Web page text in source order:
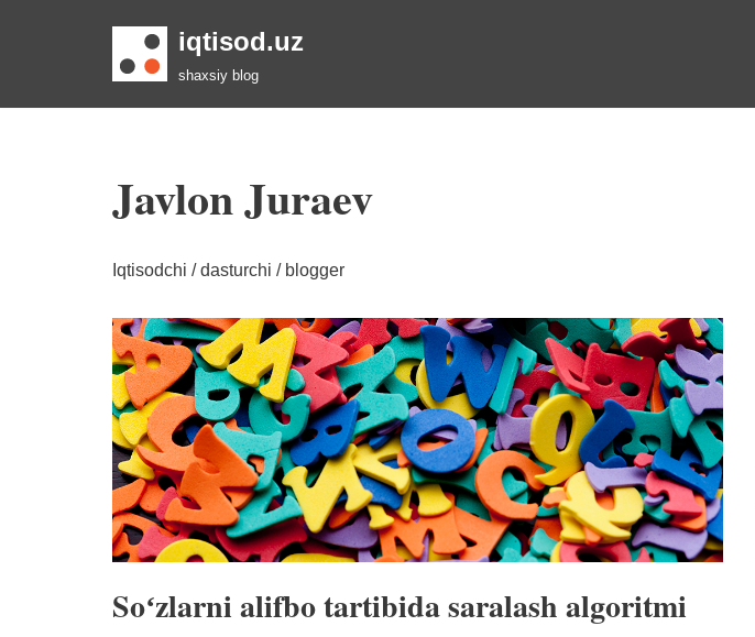
iqtisod.uz
shaxsiy blog
Javlon Juraev
Iqtisodchi / dasturchi / blogger
Soʻzlarni alifbo tartibida saralash algoritmi